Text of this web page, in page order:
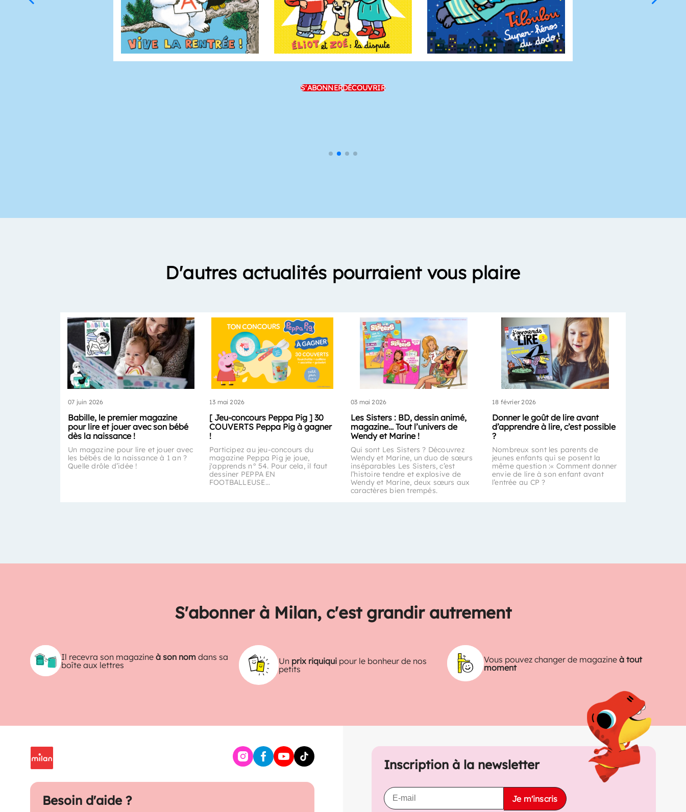
S'ABONNERDÉCOUVRIR
D'autres actualités pourraient vous plaire
07 juin 2026
Babille, le premier magazine
pour lire et jouer avec son bébé
dès la naissance !
Un magazine pour lire et jouer avec
les bébés de la naissance à 1 an ?
Quelle drôle d’idée !
13 mai 2026
[ Jeu-concours Peppa Pig ] 30
COUVERTS Peppa Pig à gagner
!
Participez au jeu-concours du
magazine Peppa Pig je joue,
j'apprends n° 54. Pour cela, il faut
dessiner PEPPA EN
FOOTBALLEUSE...
03 mai 2026
Les Sisters : BD, dessin animé,
magazine… Tout l’univers de
Wendy et Marine !
Qui sont Les Sisters ? Découvrez
Wendy et Marine, un duo de sœurs
inséparables Les Sisters, c’est
l’histoire tendre et explosive de
Wendy et Marine, deux sœurs aux
caractères bien trempés.
18 février 2026
Donner le goût de lire avant
d’apprendre à lire, c’est possible
?
Nombreux sont les parents de
jeunes enfants qui se posent la
même question :« Comment donner
envie de lire à son enfant avant
l’entrée au CP ?
S'abonner à Milan, c'est grandir autrement
Il recevra son magazineà son nom dans sa
boîte aux lettres
Un prix riquiqui pour le bonheur de nos
petits
Vous pouvez changer de magazine à tout
moment
Besoin d'aide ?
Inscription à la newsletter
Je m'inscris